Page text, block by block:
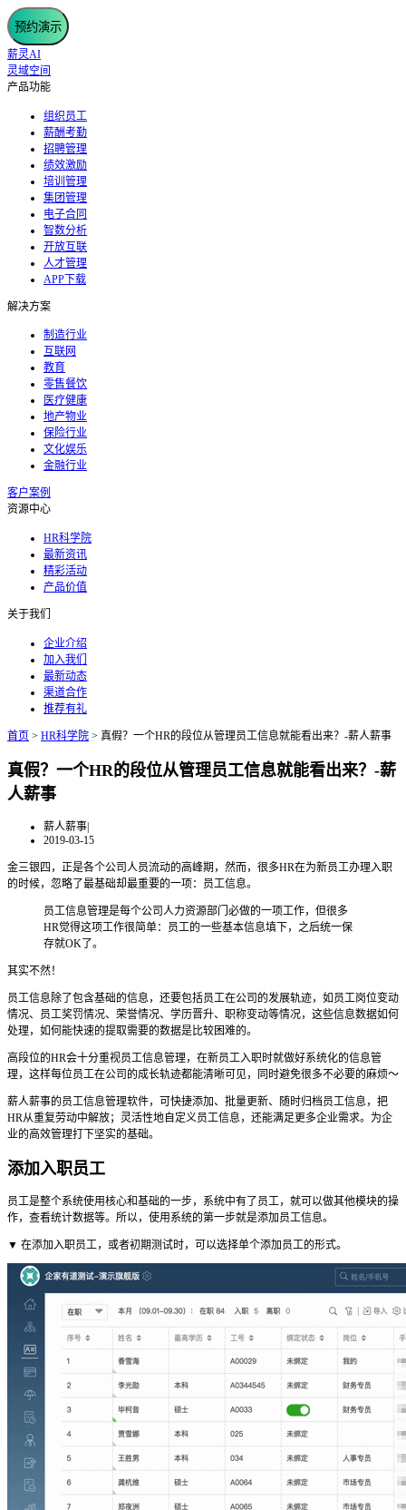
预约演示
薪灵AI
灵域空间
产品功能
组织员工
薪酬考勤
招聘管理
绩效激励
培训管理
集团管理
电子合同
智数分析
开放互联
人才管理
APP下载
解决方案
制造行业
互联网
教育
零售餐饮
医疗健康
地产物业
保险行业
文化娱乐
金融行业
客户案例
资源中心
HR科学院
最新资讯
精彩活动
产品价值
关于我们
企业介绍
加入我们
最新动态
渠道合作
推荐有礼
首页 > HR科学院 > 真假？一个HR的段位从管理员工信息就能看出来？-薪人薪事
真假？一个HR的段位从管理员工信息就能看出来？-薪
人薪事
薪人薪事|
2019-03-15
金三银四，正是各个公司人员流动的高峰期，然而，很多HR在为新员工办理入职
的时候，忽略了最基础却最重要的一项：员工信息。
员工信息管理是每个公司人力资源部门必做的一项工作，但很多
HR觉得这项工作很简单：员工的一些基本信息填下，之后统一保
存就OK了。
其实不然！
员工信息除了包含基础的信息，还要包括员工在公司的发展轨迹，如员工岗位变动
情况、员工奖罚情况、荣誉情况、学历晋升、职称变动等情况，这些信息数据如何
处理，如何能快速的提取需要的数据是比较困难的。
高段位的HR会十分重视员工信息管理，在新员工入职时就做好系统化的信息管
理，这样每位员工在公司的成长轨迹都能清晰可见，同时避免很多不必要的麻烦～
薪人薪事的员工信息管理软件，可快捷添加、批量更新、随时归档员工信息，把
HR从重复劳动中解放；灵活性地自定义员工信息，还能满足更多企业需求。为企
业的高效管理打下坚实的基础。
添加入职员工
员工是整个系统使用核心和基础的一步，系统中有了员工，就可以做其他模块的操
作，查看统计数据等。所以，使用系统的第一步就是添加员工信息。
▼ 在添加入职员工，或者初期测试时，可以选择单个添加员工的形式。